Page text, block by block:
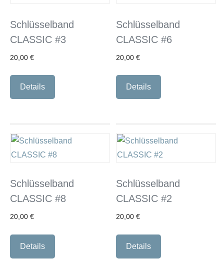
Schlüsselband
CLASSIC #3
20,00 €
Details
Schlüsselband
CLASSIC #6
20,00€
Details
Schlüsselband
CLASSIC #8
20,00 €
Details
Schlüsselband
CLASSIC #2
20,00€
Details